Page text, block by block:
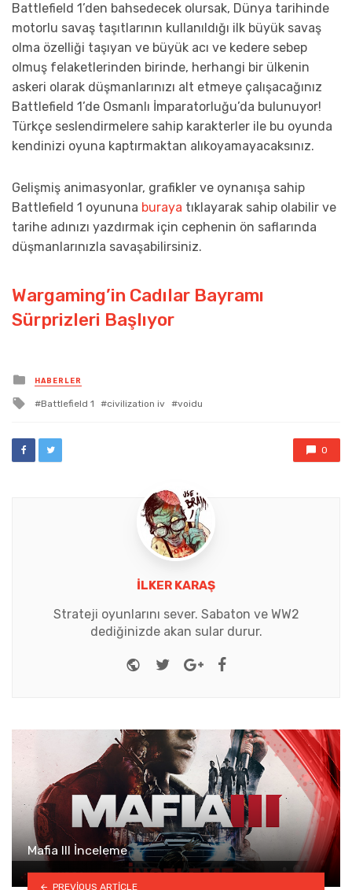
Battlefield 1’den bahsedecek olursak, Dünya tarihinde
motorlu savaş taşıtlarının kullanıldığı ilk büyük savaş
olma özelliği taşıyan ve büyük acı ve kedere sebep
olmuş felaketlerinden birinde, herhangi bir ülkenin
askeri olarak düşmanlarınızı alt etmeye çalışacağınız
Battlefield 1’de Osmanlı İmparatorluğu’da bulunuyor!
Türkçe seslendirmelere sahip karakterler ile bu oyunda
kendinizi oyuna kaptırmaktan alıkoyamayacaksınız.
Gelişmiş animasyonlar, grafikler ve oynanışa sahip
Battlefield 1 oyununa buraya tıklayarak sahip olabilir ve
tarihe adınızı yazdırmak için cephenin ön saflarında
düşmanlarınızla savaşabilirsiniz.
Wargaming’in Cadılar Bayramı
Sürprizleri Başlıyor
Posted
in
HABERLER
Tagged
Battlefield 1 civilization iv voidu
0
İLKER KARAŞ
Strateji oyunlarını sever. Sabaton ve WW2
dediğinizde akan sular durur.
Website
TwitterGoogle+Facebook
Mafia III İnceleme
PREVIOUS ARTICLE